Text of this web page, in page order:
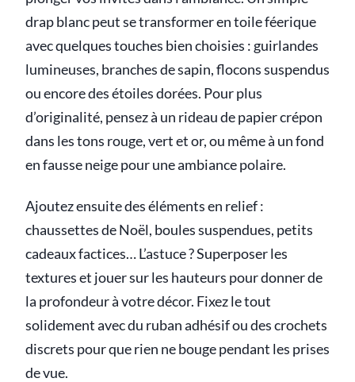
drap blanc peut se transformer en toile féerique
avec quelques touches bien choisies : guirlandes
lumineuses, branches de sapin, flocons suspendus
ou encore des étoiles dorées. Pour plus
d’originalité, pensez à un rideau de papier crépon
dans les tons rouge, vert et or, ou même à un fond
en fausse neige pour une ambiance polaire.
Ajoutez ensuite des éléments en relief :
chaussettes de Noël, boules suspendues, petits
cadeaux factices… L’astuce ? Superposer les
textures et jouer sur les hauteurs pour donner de
la profondeur à votre décor. Fixez le tout
solidement avec du ruban adhésif ou des crochets
discrets pour que rien ne bouge pendant les prises
de vue.